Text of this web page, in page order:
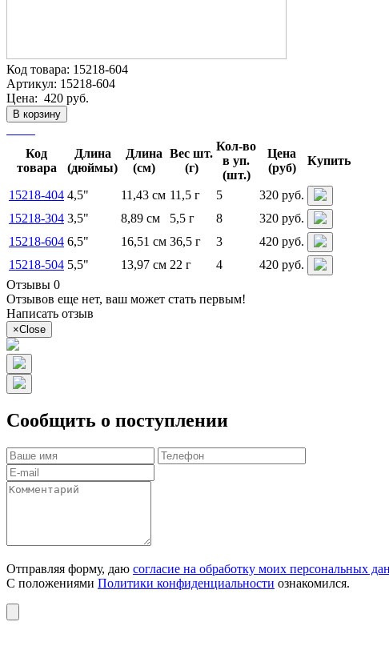
Код товара: 15218-604
Артикул: 15218-604
Цена: 420 руб.
В корзину
Код
товара
Длина
(дюймы)
Длина
(см)
Вес шт.
(г)
Кол-во
в уп.
(шт.)
Цена
(руб)
Купить
15218-404 4,5" 11,43 см 11,5 г 5
320 руб.
15218-304 3,5" 8,89 см 5,5 г 8
320 руб.
15218-604 6,5" 16,51 см 36,5 г 3
420 руб.
15218-504 5,5" 13,97 см 22 г 4
420 руб.
Отзывы 0
Отзывов еще нет, ваш может стать первым!
Написать отзыв
×Close
Сообщить о поступлении
Отправляя форму, даю согласие на обработку моих персональных
С положениями Политики конфиденциальности ознакомился.